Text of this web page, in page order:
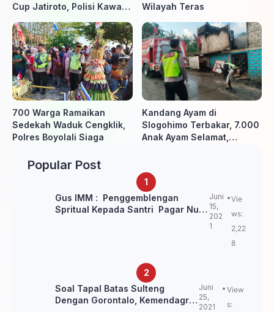
Cup Jatiroto, Polisi Kawal
Wilayah Teras
700 Warga Ramaikan
Sedekah Waduk Cengklik,
Polres Boyolali Siaga
Kandang Ayam di
Slogohimo Terbakar, 7.000
Anak Ayam Selamat,
Popular Post
Gus IMM : Penggemblengan
Spritual Kepada Santri Pagar Nusa
Juni
15,
202
1
Vie
ws:
2,22
8
Soal Tapal Batas Sulteng
Dengan Gorontalo, Kemendagri:
Juni
25,
2021
View
s: